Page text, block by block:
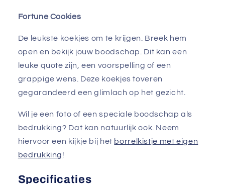
Fortune Cookies
De leukste koekjes om te krijgen. Breek hem
open en bekijk jouw boodschap. Dit kan een
leuke quote zijn, een voorspelling of een
grappige wens. Deze koekjes toveren
gegarandeerd een glimlach op het gezicht.
Wil je een foto of een speciale boodschap als
bedrukking? Dat kan natuurlijk ook. Neem
hiervoor een kijkje bij het borrelkistje met eigen
bedrukking!
Specificaties